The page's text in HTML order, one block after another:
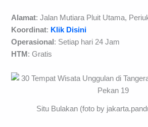
Alamat: Jalan Mutiara Pluit Utama,
Koordinat: Klik Disini
Operasional : Setiap hari 24 Jam
HTM : Gratis
Situ Bulakan (foto by